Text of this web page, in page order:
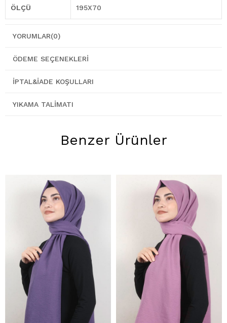
ÖLÇÜ 195X70
YORUMLAR(0)
ÖDEME SEÇENEKLERI
İPTAL&İADE KOŞULLARI
YIKAMA TALIMATI
Benzer Ürünler